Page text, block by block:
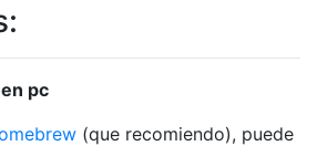
pc
(que recomiendo), puede